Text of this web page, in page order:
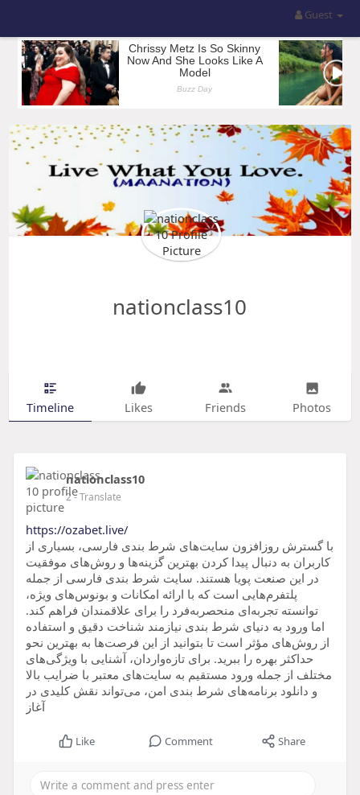
Guest
nationclass10
Timeline Likes Friends Photos
nationclass10
2- Translate
https://ozabet.live/
با گسترش روزافزون سایت‌های شرط بندی فارسی، بسیاری از
کاربران به دنبال پیدا کردن بهترین گزینه‌ها و روش‌های موفقیت
در این صنعت پویا هستند. سایت شرط بندی فارسی از جمله
پلتفرم‌هایی است که با ارائه امکانات و بونوس‌های ویژه،
توانسته تجربه‌ای منحصربه‌فرد را برای علاقمندان فراهم کند.
اما ورود به دنیای شرط بندی نیازمند شناخت دقیق و استفاده
از روش‌های مؤثر است تا بتوانید از این فرصت‌ها به بهترین نحو
حداکثر بهره را ببرید. برای تازه‌واردان، آشنایی با ویژگی‌های
مختلف از جمله ورود مستقیم به سایت‌های معتبر با ضرایب بالا
و دانلود برنامه‌های شرط بندی امن، می‌تواند نقش کلیدی در
آغاز
Like Comment Share